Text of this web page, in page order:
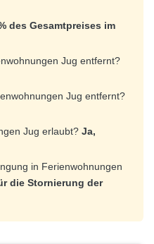
des Gesamtpreises im
Jug entfernt?
Jug entfernt?
Jug erlaubt? Ja,
in Ferienwohnungen
die Stornierung der